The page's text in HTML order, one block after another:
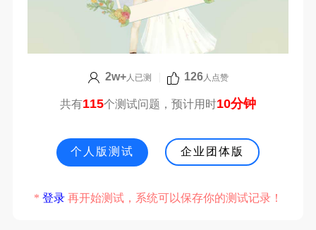
2w+人已测 126人点赞
共有115个测试问题，预计用时10分钟
个人版测试 企业团体版
* 登录 再开始测试，系统可以保存你的测试记录！